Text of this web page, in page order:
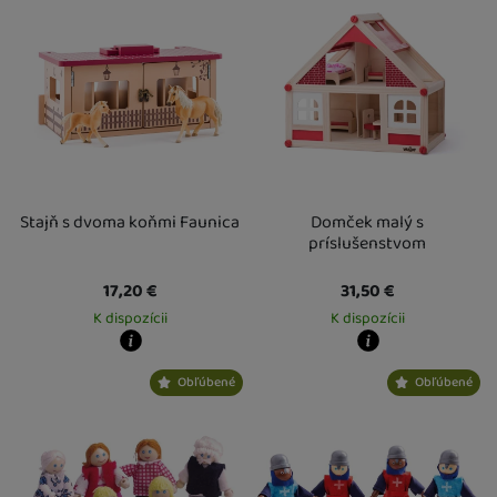
Stajň s dvoma koňmi Faunica
17,20€
K dispozícii
Kdy zboží dostanete?
Osobný odber vo výdajnom mieste
Domček malý s
príslušenstvom
31,50€
K dispozícii
Kdy zboží dostanete?
Osobný odber vo výdajnom mieste
Obľúbené Obľúbené